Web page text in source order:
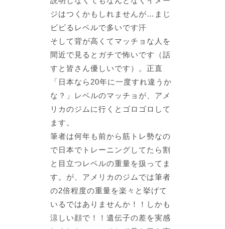
ジはつくかもしれませんが… まじ
ビビるレベルで多いです汗
そして背が高くてマッチョな人を
間近で 見るとガチで怖いです（話
すと皆さん優しいです）。正直
「日本なら20年に一度すれ違うか
な？」レベルのマッチョが、 アメ
リカのジムに行くとゴロゴロして
ます。
筆者は何年も前から筋トレ勢なの
で日本でトレーニングしてたら割
と目立つレベルの重量を扱ってま
す。が、 アメリカのジムでは筆者
の2倍程度の重量を楽々と挙げて
いるではありませんか！！ しかも
涼しい顔で！！ 遺伝子の差を実感